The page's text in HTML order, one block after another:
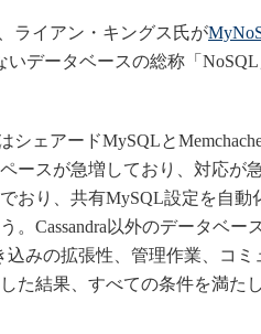
ライアン・キングス氏が
いデータベースの総称「
ェアードMySQLと
ースが急増しており、対応が
おり、共有MySQL設定を自動
。Cassandra以外のデータベー
込みの拡張性、管理作業、コ
た結果、すべての条件を満た